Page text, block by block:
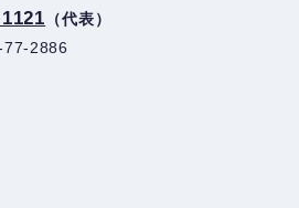
（代表）
77-2886